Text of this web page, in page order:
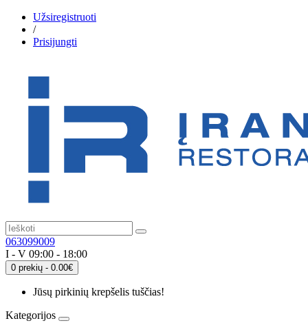
Užsiregistruoti
/
Prisijungti
063099009
I - V 09:00 - 18:00
0 prekių - 0.00€
Jūsų pirkinių krepšelis tuščias!
Kategorijos